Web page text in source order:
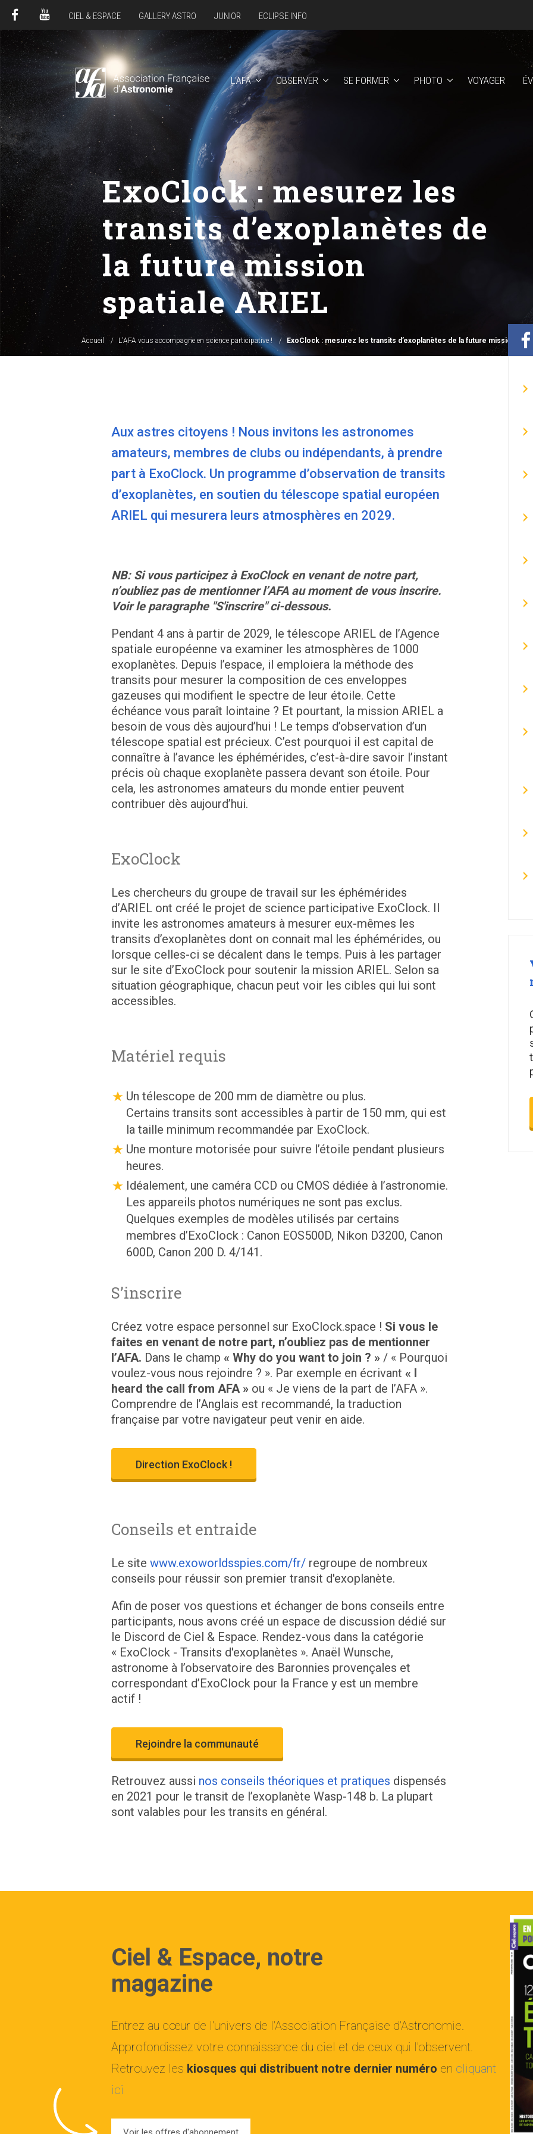
L'AFA OBSERVER SE FORMER PHOTO VOYAGER
FACEBOOKYOUTUBE
CIEL & ESPACE GALLERY ASTRO JUNIOR ECLIPSE INFO
Accueil L'AFA vous accompagne en science participative ! ExoClock : mesurez les transits d’exoplanètes de la future mission
ExoClock : mesurez les
transits d’exoplanètes de
la future mission
spatiale ARIEL
Aux astres citoyens ! Nous invitons les astronomes
amateurs, membres de clubs ou indépendants, à prendre
part à ExoClock. Un programme d’observation de transits
d’exoplanètes, en soutien du télescope spatial européen
ARIEL qui mesurera leurs atmosphères en 2029.
NB: Si vous participez à ExoClock en venant de notre part,
n’oubliez pas de mentionner l’AFA au moment de vous inscrire.
Voir le paragraphe "S'inscrire" ci-dessous.
Pendant 4 ans à partir de 2029, le télescope ARIEL de l’Agence
spatiale européenne va examiner les atmosphères de 1000
exoplanètes. Depuis l’espace, il emploiera la méthode des
transits pour mesurer la composition de ces enveloppes
gazeuses qui modifient le spectre de leur étoile. Cette
échéance vous paraît lointaine ? Et pourtant, la mission ARIEL a
besoin de vous dès aujourd’hui ! Le temps d’observation d’un
télescope spatial est précieux. C’est pourquoi il est capital de
connaître à l’avance les éphémérides, c’est-à-dire savoir l’instant
précis où chaque exoplanète passera devant son étoile. Pour
cela, les astronomes amateurs du monde entier peuvent
contribuer dès aujourd’hui.
ExoClock
Les chercheurs du groupe de travail sur les éphémérides
d’ARIEL ont créé le projet de science participative ExoClock. Il
invite les astronomes amateurs à mesurer eux-mêmes les
transits d’exoplanètes dont on connait mal les éphémérides, ou
lorsque celles-ci se décalent dans le temps. Puis à les partager
sur le site d’ExoClock pour soutenir la mission ARIEL. Selon sa
situation géographique, chacun peut voir les cibles qui lui sont
accessibles.
Matériel requis
Un télescope de 200 mm de diamètre ou plus.
Certains transits sont accessibles à partir de 150 mm, qui est
la taille minimum recommandée par ExoClock.
Une monture motorisée pour suivre l’étoile pendant plusieurs
heures.
Idéalement, une caméra CCD ou CMOS dédiée à l’astronomie.
Les appareils photos numériques ne sont pas exclus.
Quelques exemples de modèles utilisés par certains
membres d’ExoClock : Canon EOS500D, Nikon D3200, Canon
600D, Canon 200 D. 4/141.
S’inscrire
Créez votre espace personnel sur ExoClock.space ! Si vous le
faites en venant de notre part, n’oubliez pas de mentionner
l’AFA. Dans le champ « Why do you want to join ? » / « Pourquoi
voulez-vous nous rejoindre ? ». Par exemple en écrivant « I
heard the call from AFA » ou « Je viens de la part de l’AFA ».
Comprendre de l’Anglais est recommandé, la traduction
française par votre navigateur peut venir en aide.
Direction ExoClock !
Conseils et entraide
Le site www.exoworldsspies.com/fr/ regroupe de nombreux
conseils pour réussir son premier transit d'exoplanète.
Afin de poser vos questions et échanger de bons conseils entre
participants, nous avons créé un espace de discussion dédié sur
le Discord de Ciel & Espace. Rendez-vous dans la catégorie
« ExoClock - Transits d'exoplanètes ». Anaël Wunsche,
astronome à l’observatoire des Baronnies provençales et
correspondant d’ExoClock pour la France y est un membre
actif !
Rejoindre la communauté
Retrouvez aussi nos conseils théoriques et pratiques dispensés
en 2021 pour le transit de l’exoplanète Wasp-148 b. La plupart
sont valables pour les transits en général.
Ciel & Espace, notre
magazine
Entrez au cœur de l'univers de l'Association Française d'Astronomie.
Approfondissez votre connaissance du ciel et de ceux qui l'observent.
Retrouvez les kiosques qui distribuent notre dernier numéro en cliquant
ici